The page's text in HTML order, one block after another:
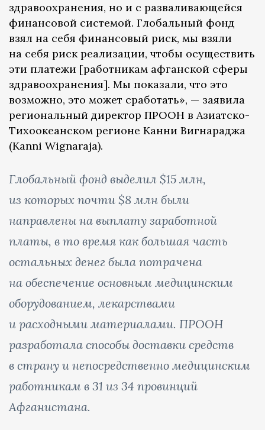
здравоохранения, но и с разваливающейся
финансовой системой. Глобальный фонд
взял на себя финансовый риск, мы взяли
на себя риск реализации, чтобы осуществить
эти платежи [работникам афганской сферы
здравоохранения]. Мы показали, что это
возможно, это может сработать», — заявила
региональный директор ПРООН в Азиатско-
Тихоокеанском регионе Канни Вигнараджа
(Kanni Wignaraja).
Глобальный фонд выделил $15 млн,
из которых почти $8 млн были
направлены на выплату заработной
платы, в то время как большая часть
остальных денег была потрачена
на обеспечение основным медицинским
оборудованием, лекарствами
и расходными материалами. ПРООН
разработала способы доставки средств
в страну и непосредственно медицинским
работникам в 31 из 34 провинций
Афганистана.